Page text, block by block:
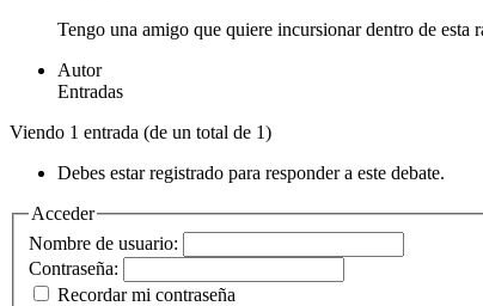
Tengo una amigo que quiere incursionar dentro de esta
Autor
Entradas
Viendo 1 entrada (de un total de 1)
Debes estar registrado para responder a este debate.
Acceder
Nombre de usuario:
Contraseña:
Recordar mi contraseña